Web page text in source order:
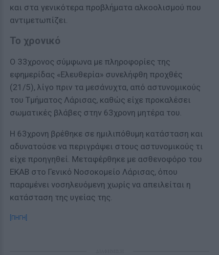
και στα γενικότερα προβλήματα αλκοολισμού που
αντιμετωπίζει.
Το χρονικό
Ο 33χρονος σύμφωνα με πληροφορίες της
εφημερίδας «Ελευθερία» συνελήφθη προχθές
(21/5), λίγο πριν τα μεσάνυχτα, από αστυνομικούς
του Τμήματος Λάρισας, καθώς είχε προκαλέσει
σωματικές βλάβες στην 63χρονη μητέρα του.
Η 63χρονη βρέθηκε σε ημιλιπόθυμη κατάσταση και
αδυνατούσε να περιγράψει στους αστυνομικούς τι
είχε προηγηθεί. Μεταφέρθηκε με ασθενοφόρο του
ΕΚΑΒ στο Γενικό Νοσοκομείο Λάρισας, όπου
παραμένει νοσηλευόμενη χωρίς να απειλείται η
κατάσταση της υγείας της.
[ΠΗΓΗ]